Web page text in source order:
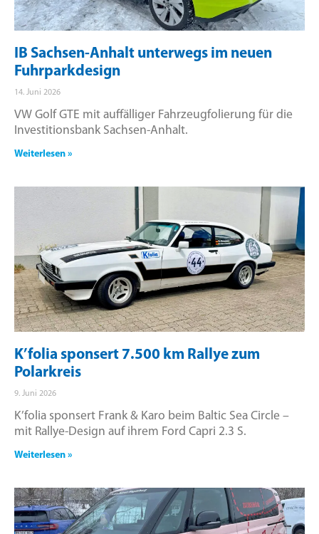
IB Sachsen-Anhalt unterwegs im neuen
Fuhrparkdesign
14. Juni 2026
VW Golf GTE mit auffälliger Fahrzeugfolierung für die
Investitionsbank Sachsen-Anhalt.
Weiterlesen »
K’folia sponsert 7.500 km Rallye zum
Polarkreis
9. Juni 2026
K’folia sponsert Frank & Karo beim Baltic Sea Circle –
mit Rallye-Design auf ihrem Ford Capri 2.3 S.
Weiterlesen »